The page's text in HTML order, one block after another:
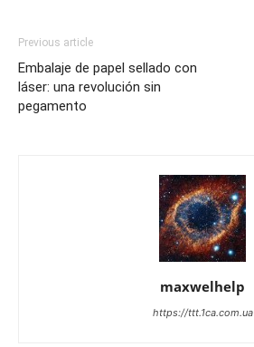
Previous article
Embalaje de papel sellado con
láser: una revolución sin
pegamento
maxwelhelp
https://ttt.1ca.com.ua